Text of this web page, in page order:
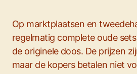
Op marktplaatsen en
regelmatig complete oude
de originele doos. De prijzen
maar de kopers betalen niet